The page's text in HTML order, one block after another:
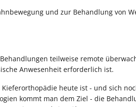
und zur Behandlung von
teilweise remote
Anwesenheit erforderlich ist.
heute ist - und sich
kommt man dem Ziel - die